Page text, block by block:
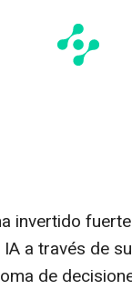
invertido
a través de
de